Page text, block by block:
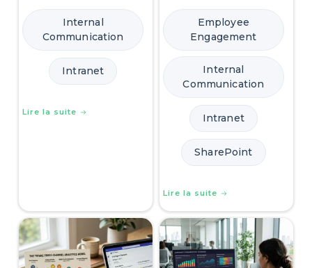
Internal
Communication
Intranet
Lire la suite
Employee
Engagement
Internal
Communication
Intranet
SharePoint
Lire la suite